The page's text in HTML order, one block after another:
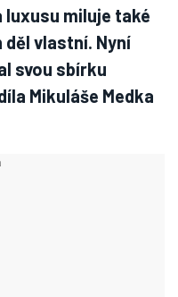
luxusu miluje také
děl vlastní. Nyní
svou sbírku
Mikuláše Medka